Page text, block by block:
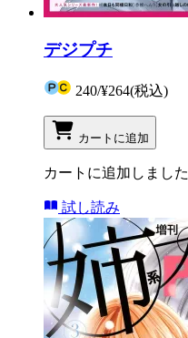
デジプチ
240/¥264(税込)
カートに追加
カートに追加しました
試し読み